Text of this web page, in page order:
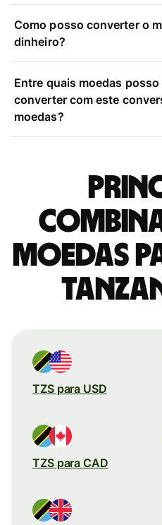
Como posso converter o
dinheiro?
Entre quais moedas posso
converter com este
moedas?
moedas
TZS para USD
TZS para CAD